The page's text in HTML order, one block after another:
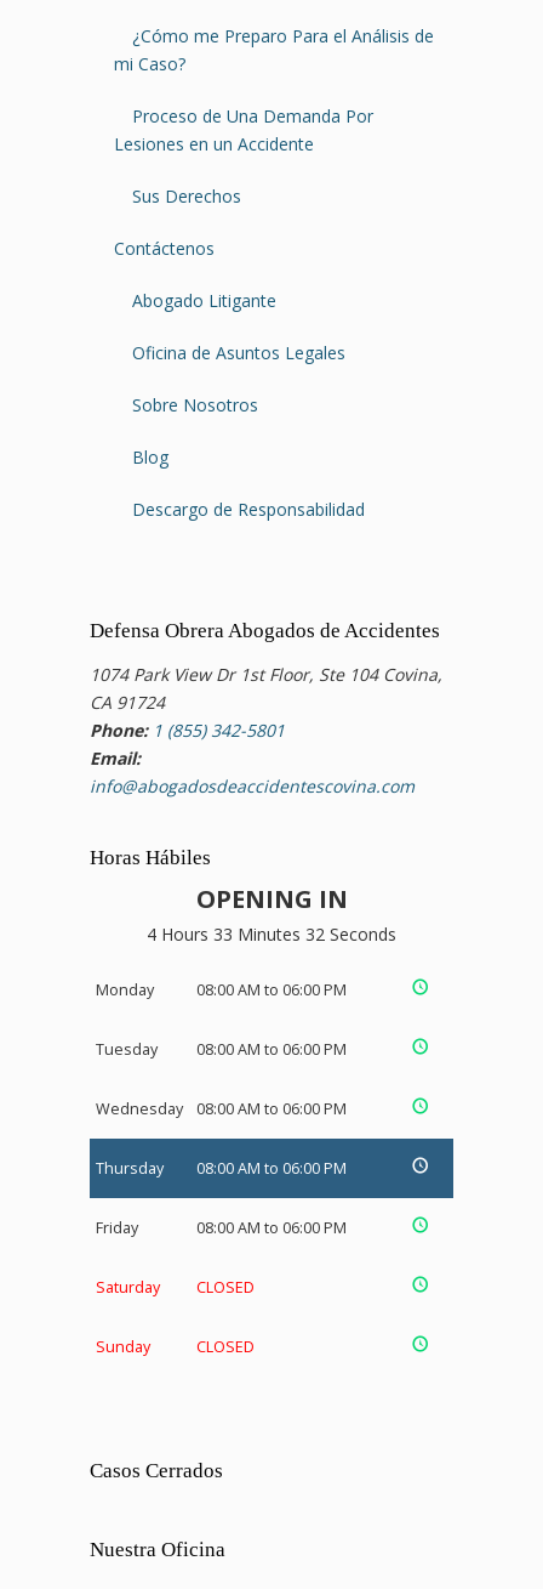
¿Cómo me Preparo Para el Análisis de
mi Caso?
Proceso de Una Demanda Por
Lesiones en un Accidente
Sus Derechos
Contáctenos
Abogado Litigante
Oficina de Asuntos Legales
Sobre Nosotros
Blog
Descargo de Responsabilidad
Defensa Obrera Abogados de Accidentes
1074 Park View Dr 1st Floor, Ste 104 Covina,
CA 91724
Phone: 1 (855) 342-5801
Email:
info@abogadosdeaccidentescovina.com
Horas Hábiles
OPENING IN
4 Hours 33 Minutes 31 Seconds
Monday 08:00 AM to 06:00 PM
Tuesday 08:00 AM to 06:00 PM
Wednesday 08:00 AM to 06:00 PM
Thursday 08:00 AM to 06:00 PM
Friday 08:00 AM to 06:00 PM
Saturday CLOSED
Sunday CLOSED
Casos Cerrados
Nuestra Oficina